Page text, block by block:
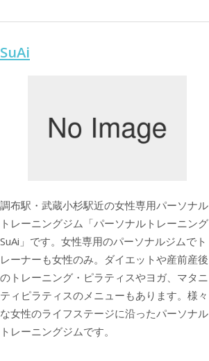
SuAi
調布駅・武蔵小杉駅近の女性専用パーソナル
トレーニングジム「パーソナルトレーニング
SuAi」です。女性専用のパーソナルジムでト
レーナーも女性のみ。ダイエットや産前産後
のトレーニング・ピラティスやヨガ、マタニ
ティピラティスのメニューもあります。様々
な女性のライフステージに沿ったパーソナル
トレーニングジムです。